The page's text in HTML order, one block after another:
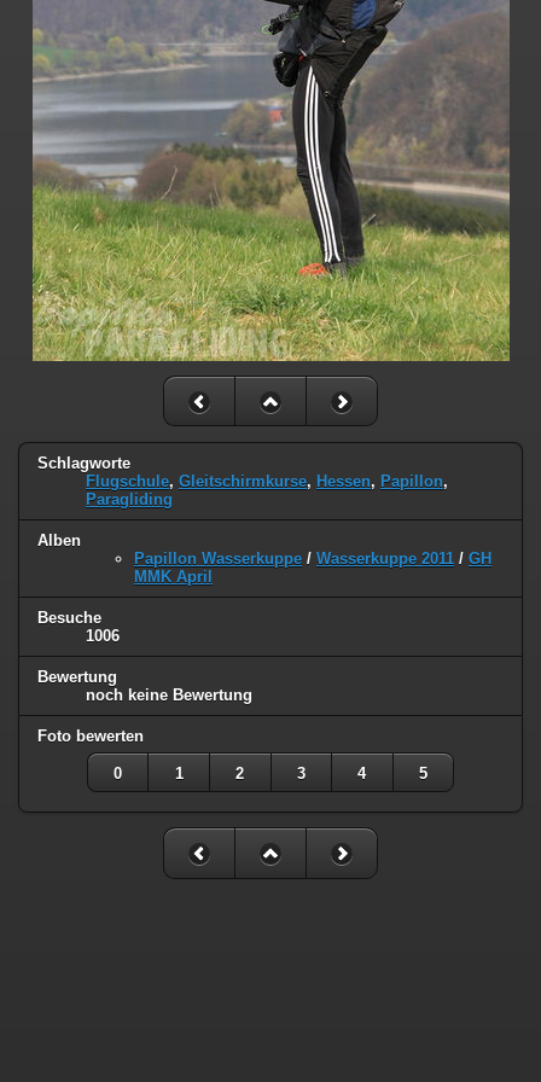
Schlagworte
Flugschule, Gleitschirmkurse, Hessen, Papillon,
Paragliding
Alben
Papillon Wasserkuppe / Wasserkuppe 2011 / GH
MMK April
Besuche
1006
Bewertung
noch keine Bewertung
Foto bewerten
0 1 2 3 4 5